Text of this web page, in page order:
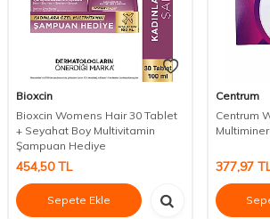
Bioxcin
Bioxcin Womens Hair 30 Tablet
+ Seyahat Boy Multivitamin
Şampuan Hediye
454,50TL
Sepete Ekle
Centrum
Centrum
377,97